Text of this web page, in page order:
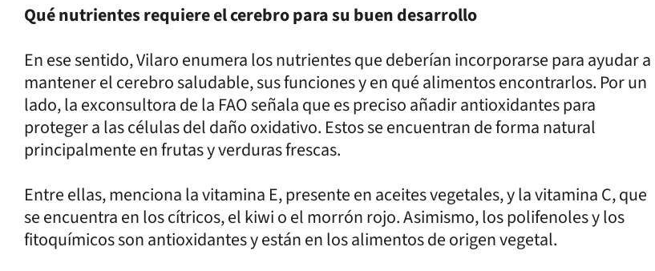
Qué nutrientes requiere el cerebro para su buen desarrollo
En ese sentido, Vilaro enumera los nutrientes que deberían incorporarse para ayudar a
mantener el cerebro saludable, sus funciones y en qué alimentos encontrarlos. Por un
lado, la exconsultora de la FAO señala que es preciso añadir antioxidantes para
proteger a las células del daño oxidativo. Estos se encuentran de forma natural
principalmente en frutas y verduras frescas.
Entre ellas, menciona la vitamina E, presente en aceites vegetales, y la vitamina C, que
se encuentra en los cítricos, el kiwi o el morrón rojo. Asimismo, los polifenoles y los
fitoquímicos son antioxidantes y están en los alimentos de origen vegetal.